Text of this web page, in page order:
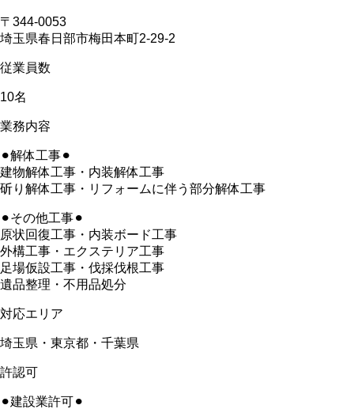
〒344-0053
埼玉県春日部市梅田本町2-29-2
従業員数
10名
業務内容
⚫︎解体工事⚫︎
建物解体工事・内装解体工事
斫り解体工事・リフォームに伴う部分解体工事
⚫︎その他工事⚫︎
原状回復工事・内装ボード工事
外構工事・エクステリア工事
足場仮設工事・伐採伐根工事
遺品整理・不用品処分
対応エリア
埼玉県・東京都・千葉県
許認可
⚫︎建設業許可⚫︎